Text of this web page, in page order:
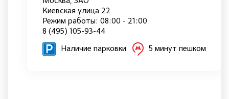
Киевская улица 22
Режим работы: 08:00 - 21:00
8 (495) 105-93-44
Наличие парковки 5 минут пешком